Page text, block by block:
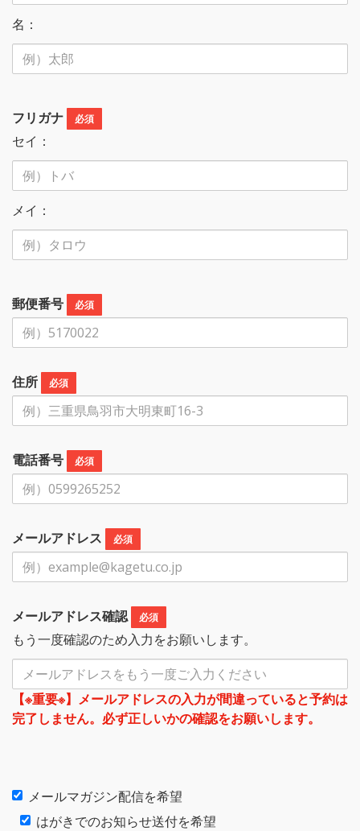
名：
フリガナ 必須
セイ：
メイ：
郵便番号 必須
住所 必須
電話番号 必須
メールアドレス 必須
メールアドレス確認 必須
もう一度確認のため入力をお願いします。
【※重要※】メールアドレスの入力が間違っていると予約は
完了しません。必ず正しいかの確認をお願いします。
メールマガジン配信を希望
はがきでのお知らせ送付を希望